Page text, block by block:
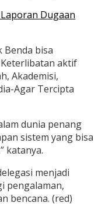
Dugaan
Benda bisa
aktif
Akademisi,
Agar Tercipta
dunia penang
sistem yang bisa
katanya.
menjadi
pengalaman,
bencana. (red)